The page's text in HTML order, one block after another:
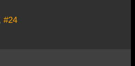
#24